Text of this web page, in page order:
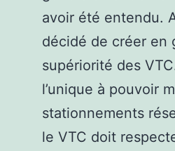
avoir été entendu.
décidé de créer en
supériorité des
l’unique à pouvoir
stationnements
le VTC doit